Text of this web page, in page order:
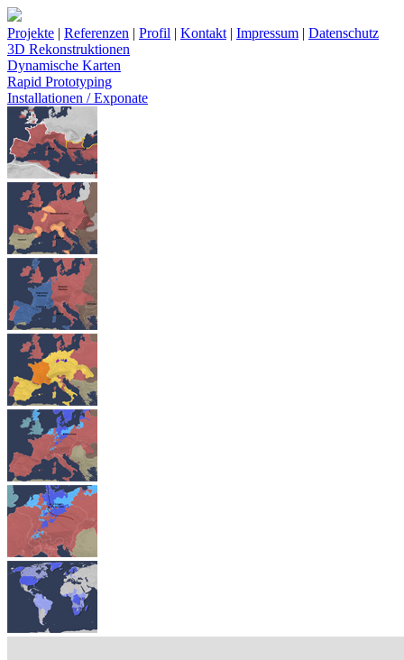
Projekte | Referenzen | Profil | Kontakt | Impressum | Datenschutz
3D Rekonstruktionen
Dynamische Karten
Rapid Prototyping
Installationen / Exponate